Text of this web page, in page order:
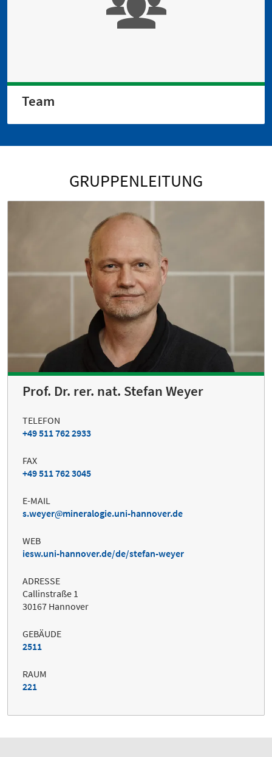
Team
GRUPPENLEITUNG
Prof. Dr. rer. nat. Stefan Weyer
TELEFON
+49 511 762 2933
FAX
+49 511 762 3045
E-MAIL
s.weyer
mineralogie.uni-hannover.de
WEB
iesw.uni-hannover.de/de/stefan-weyer
ADRESSE
Callinstraße 1
30167 Hannover
GEBÄUDE
2511
RAUM
221